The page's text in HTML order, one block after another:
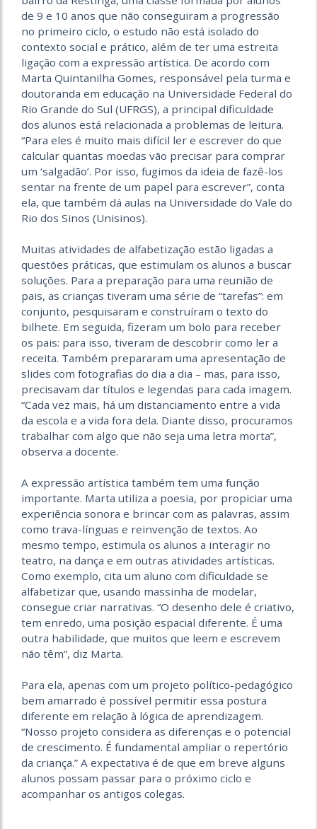
de 9 e 10 anos que não conseguiram a progressão
no primeiro ciclo, o estudo não está isolado do
contexto social e prático, além de ter uma estreita
ligação com a expressão artística. De acordo com
Marta Quintanilha Gomes, responsável pela turma e
doutoranda em educação na Universidade Federal do
Rio Grande do Sul (UFRGS), a principal dificuldade
dos alunos está relacionada a problemas de leitura.
“Para eles é muito mais difícil ler e escrever do que
calcular quantas moedas vão precisar para comprar
um ‘salgadão’. Por isso, fugimos da ideia de fazê-los
sentar na frente de um papel para escrever”, conta
ela, que também dá aulas na Universidade do Vale do
Rio dos Sinos (Unisinos).
Muitas atividades de alfabetização estão ligadas a
questões práticas, que estimulam os alunos a buscar
soluções. Para a preparação para uma reunião de
pais, as crianças tiveram uma série de “tarefas”: em
conjunto, pesquisaram e construíram o texto do
bilhete. Em seguida, fizeram um bolo para receber
os pais: para isso, tiveram de descobrir como ler a
receita. Também prepararam uma apresentação de
slides com fotografias do dia a dia – mas, para isso,
precisavam dar títulos e legendas para cada imagem.
“Cada vez mais, há um distanciamento entre a vida
da escola e a vida fora dela. Diante disso, procuramos
trabalhar com algo que não seja uma letra morta”,
observa a docente.
A expressão artística também tem uma função
importante. Marta utiliza a poesia, por propiciar uma
experiência sonora e brincar com as palavras, assim
como trava-línguas e reinvenção de textos. Ao
mesmo tempo, estimula os alunos a interagir no
teatro, na dança e em outras atividades artísticas.
Como exemplo, cita um aluno com dificuldade se
alfabetizar que, usando massinha de modelar,
consegue criar narrativas. “O desenho dele é criativo,
tem enredo, uma posição espacial diferente. É uma
outra habilidade, que muitos que leem e escrevem
não têm”, diz Marta.
Para ela, apenas com um projeto político-pedagógico
bem amarrado é possível permitir essa postura
diferente em relação à lógica de aprendizagem.
“Nosso projeto considera as diferenças e o potencial
de crescimento. É fundamental ampliar o repertório
da criança.” A expectativa é de que em breve alguns
alunos possam passar para o próximo ciclo e
acompanhar os antigos colegas.